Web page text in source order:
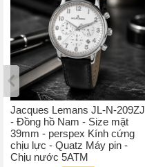
Jacques Lemans JL-N-209ZJ
- Đồng hồ Nam - Size mặt
39mm - perspex Kính cứng
chịu lực - Quatz Máy pin -
Chịu nước 5ATM